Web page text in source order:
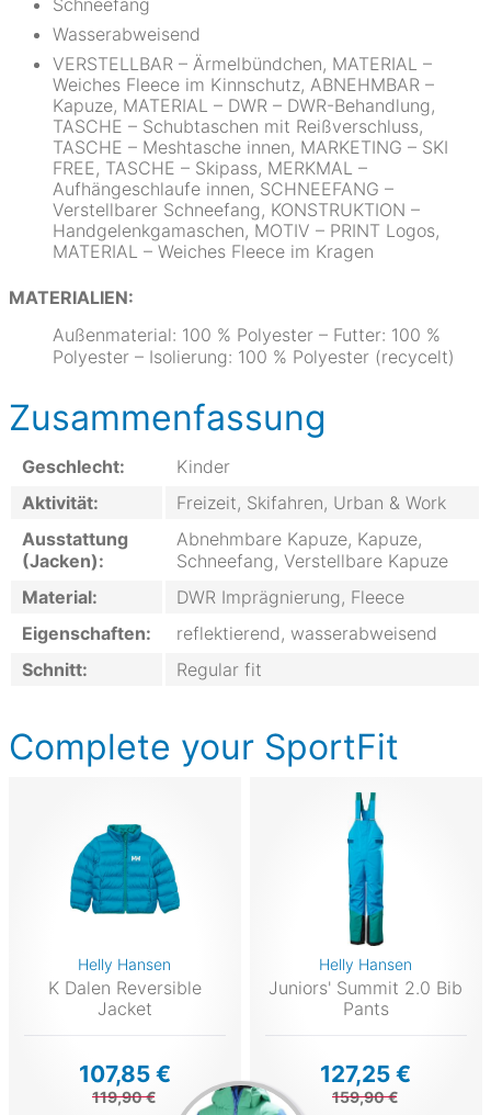
Schneefang
Wasserabweisend
VERSTELLBAR – Ärmelbündchen, MATERIAL –
Weiches Fleece im Kinnschutz, ABNEHMBAR –
Kapuze, MATERIAL – DWR – DWR-Behandlung,
TASCHE – Schubtaschen mit Reißverschluss,
TASCHE – Meshtasche innen, MARKETING – SKI
FREE, TASCHE – Skipass, MERKMAL –
Aufhängeschlaufe innen, SCHNEEFANG –
Verstellbarer Schneefang, KONSTRUKTION –
Handgelenkgamaschen, MOTIV – PRINT Logos,
MATERIAL – Weiches Fleece im Kragen
MATERIALIEN:
Außenmaterial: 100 % Polyester – Futter: 100 %
Polyester – Isolierung: 100 % Polyester (recycelt)
Zusammenfassung
Geschlecht:
Kinder
Aktivität:
Freizeit, Skifahren, Urban & Work
Ausstattung
(Jacken):
Abnehmbare Kapuze, Kapuze,
Schneefang, Verstellbare Kapuze
Material:
DWR Imprägnierung, Fleece
Eigenschaften:
reflektierend, wasserabweisend
Schnitt:
Regular fit
Complete your SportFit
Helly Hansen
K Dalen Reversible
Jacket
107,85 €
119,90 €
Helly Hansen
Juniors' Summit 2.0 Bib
Pants
127,25 €
159,90 €